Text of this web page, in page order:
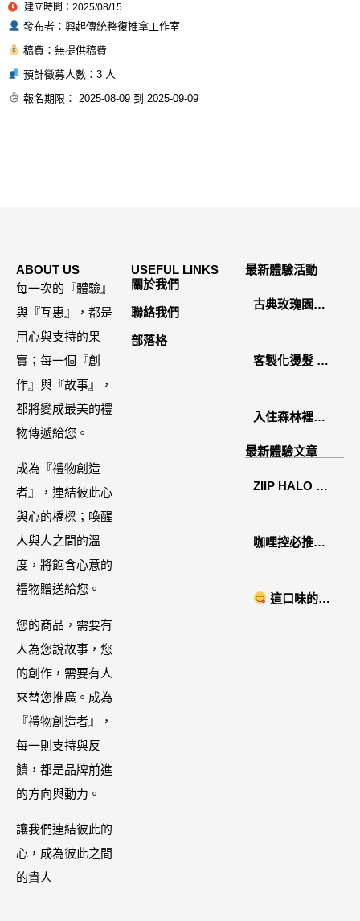
建立時間：2025/08/15
發布者：興起傳統整復推拿工作室
稿費：無提供稿費
預計徵募人數：3 人
報名期限： 2025-08-09 到 2025-09-09
ABOUT US
每一次的『體驗』
與『互惠』，都是
用心與支持的果
實；每一個『創
作』與『故事』，
都將變成最美的禮
物傳遞給您。
成為『禮物創造
者』，連結彼此心
與心的橋樑；喚醒
人與人之間的溫
度，將飽含心意的
禮物贈送給您。
您的商品，需要有
人為您說故事，您
的創作，需要有人
來替您推廣。成為
『禮物創造者』，
每一則支持與反
饋，都是品牌前進
的方向與動力。
讓我們連結彼此的
心，成為彼此之間
的貴人
USEFUL LINKS
關於我們
聯絡我們
部落格
最新體驗活動
古典玫瑰園
禮盒開箱分享 /
客製化燙髮 鏡
入住森林裡的
住宿˙八番私人
最新體驗文章
ZIIP HALO 居
好萊塢名人加
家，奈米微電
咖哩控必推！
NYONYA」美
這口味的即